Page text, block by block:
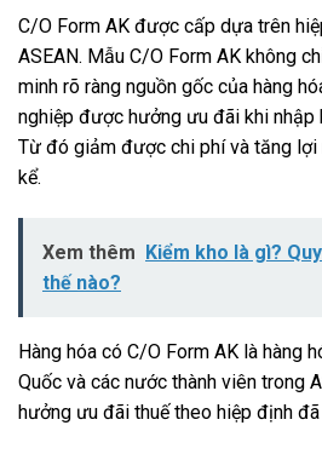
C/O Form AK được cấp dựa trên
ASEAN. Mẫu C/O Form AK không
minh rõ ràng nguồn gốc của hàng
nghiệp được hưởng ưu đãi khi nhập
Từ đó giảm được chi phí và tăng lợi
kể.
Xem thêm Kiểm kho là gì?
thế nào?
Hàng hóa có C/O Form AK là hàng
Quốc và các nước thành viên trong
hưởng ưu đãi thuế theo hiệp định